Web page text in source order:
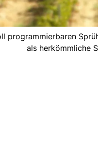
programmierbaren
als herkömmliche